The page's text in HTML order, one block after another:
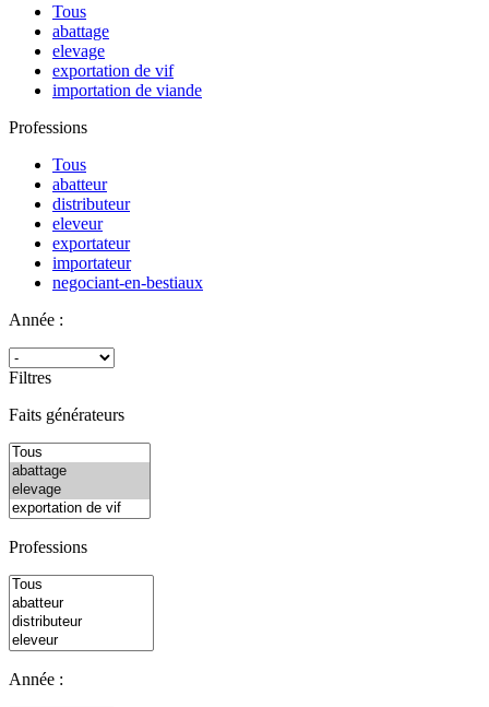
Tous
abattage
elevage
exportation de vif
importation de viande
Professions
Tous
abatteur
distributeur
eleveur
exportateur
importateur
negociant-en-bestiaux
Année :
Filtres
Faits générateurs
Professions
Année :